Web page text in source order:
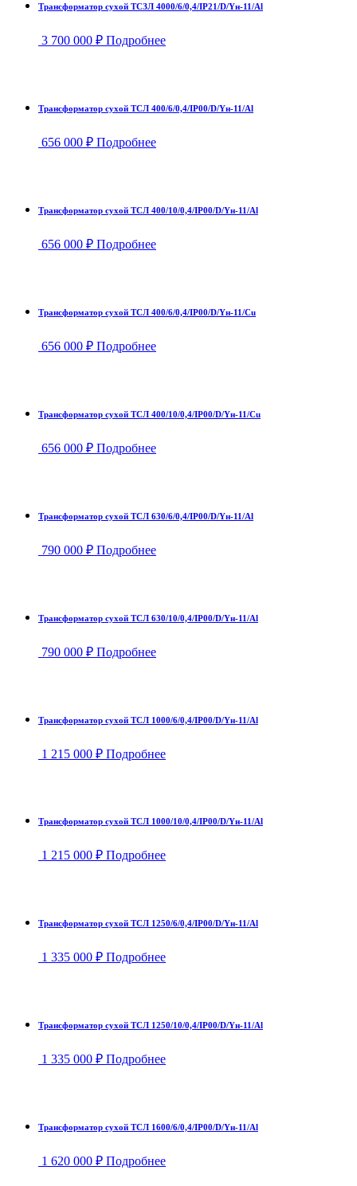
Трансформатор сухой ТСЗЛ 4000/6/0,4/IP21/D/Yн-11/Al
3 700 000 ₽ Подробнее
Трансформатор сухой ТСЛ 400/6/0,4/IP00/D/Yн-11/Al
656 000 ₽ Подробнее
Трансформатор сухой ТСЛ 400/10/0,4/IP00/D/Yн-11/Al
656 000 ₽ Подробнее
Трансформатор сухой ТСЛ 400/6/0,4/IP00/D/Yн-11/Cu
656 000 ₽ Подробнее
Трансформатор сухой ТСЛ 400/10/0,4/IP00/D/Yн-11/Cu
656 000 ₽ Подробнее
Трансформатор сухой ТСЛ 630/6/0,4/IP00/D/Yн-11/Al
790 000 ₽ Подробнее
Трансформатор сухой ТСЛ 630/10/0,4/IP00/D/Yн-11/Al
790 000 ₽ Подробнее
Трансформатор сухой ТСЛ 1000/6/0,4/IP00/D/Yн-11/Al
1 215 000 ₽ Подробнее
Трансформатор сухой ТСЛ 1000/10/0,4/IP00/D/Yн-11/Al
1 215 000 ₽ Подробнее
Трансформатор сухой ТСЛ 1250/6/0,4/IP00/D/Yн-11/Al
1 335 000 ₽ Подробнее
Трансформатор сухой ТСЛ 1250/10/0,4/IP00/D/Yн-11/Al
1 335 000 ₽ Подробнее
Трансформатор сухой ТСЛ 1600/6/0,4/IP00/D/Yн-11/Al
1 620 000 ₽ Подробнее